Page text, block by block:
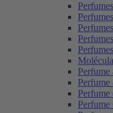
Perfume
Perfume
Perfume
Perfume